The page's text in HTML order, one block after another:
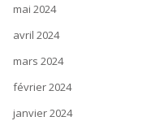
mai 2024
avril 2024
mars 2024
février 2024
janvier 2024